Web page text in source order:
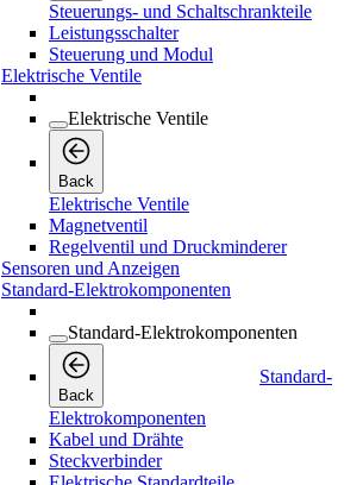
Steuerungs- und Schaltschrankteile
Leistungsschalter
Steuerung und Modul
Elektrische Ventile
Elektrische Ventile
Back
Elektrische Ventile
Magnetventil
Regelventil und Druckminderer
Sensoren und Anzeigen
Standard-Elektrokomponenten
Standard-Elektrokomponenten
Back
Standard-
Elektrokomponenten
Kabel und Drähte
Steckverbinder